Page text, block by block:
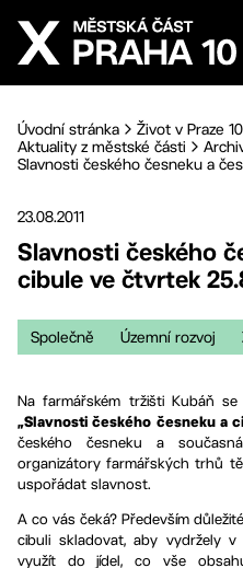
Přejít na hlavní obsah
Úvodní stránka Život v Praze 10
Aktuality z městské části
Slavnosti českého česneku a
23.08.2011
Slavnosti českého
cibule ve čtvrtek
Společně Územní rozvoj
Na farmářském tržišti Kubáň
„Slavnosti českého česneku a
českého česneku a
organizátory farmářských trhů
uspořádat slavnost.
A co vás čeká? Především
cibuli skladovat, aby vydržely
využít do jídel, co vše